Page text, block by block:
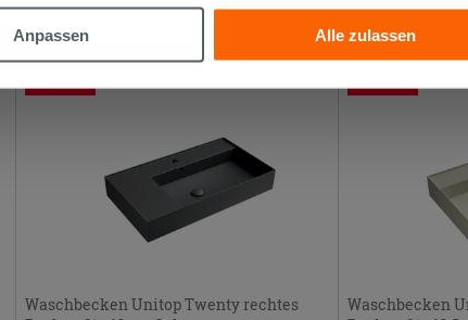
Anpassen
Alle zulassen
bestellbar
Im Geschäft
bestellbar
Waschbecken Unitop Twenty rechtes
Waschbecken